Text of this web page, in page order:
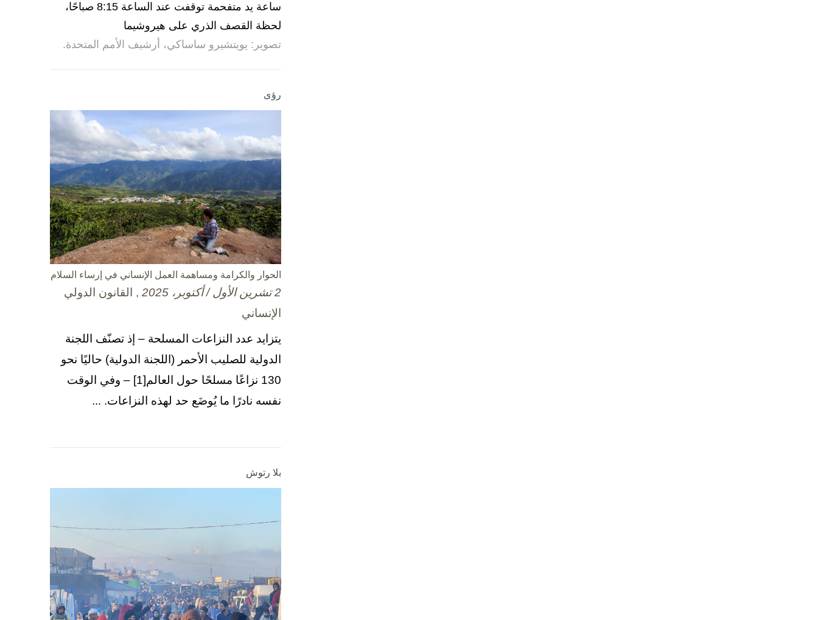
ساعة يد متفحمة توقفت عند الساعة 8:15 صباحًا،
لحظة القصف الذري على هيروشيما
تصوير: يويتشيرو ساساكي، أرشيف الأمم المتحدة.
رؤى
الحوار والكرامة ومساهمة العمل الإنساني في إرساء السلام
2 تشرين الأول / أكتوبر، 2025
, القانون الدولي
الإنساني
يتزايد عدد النزاعات المسلحة – إذ تصنّف اللجنة
الدولية للصليب الأحمر (اللجنة الدولية) حاليًا نحو
130 نزاعًا مسلحًا حول العالم[1] – وفي الوقت
نفسه نادرًا ما يُوضَع حد لهذه النزاعات. ...
بلا رتوش